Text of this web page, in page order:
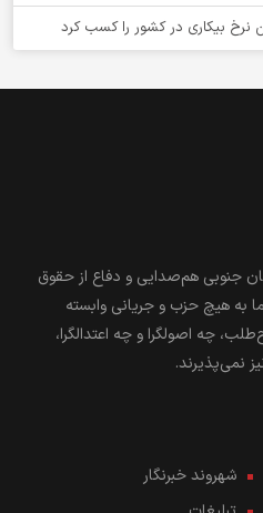
نرخ بیکاری در کشور را کسب کرد
جنوبی هم‌صدایی و دفاع از حقوق
به هیچ حزب و جریانی وابسته
چه اصولگرا و چه اعتدالگرا،
نمی‌پذیرند.
شهروند خبرنگار